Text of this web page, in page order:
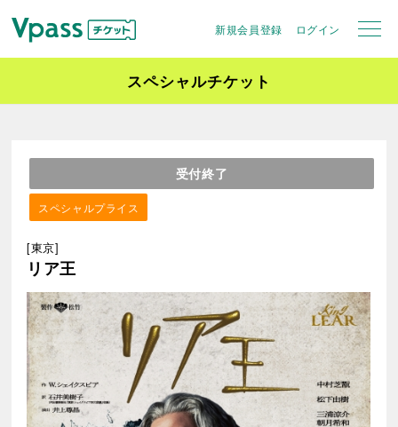
新規会員登録 ログイン
スペシャルチケット
受付終了
スペシャルプライス
[東京]
リア王